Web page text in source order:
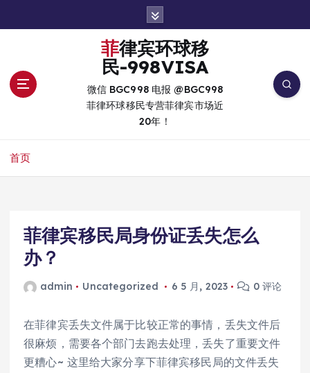
菲律宾环球移
民-998VISA
微信 BGC998 电报 @BGC998
菲律环球移民专营菲律宾市场近
20年！
首页
菲律宾移民局身份证丢失怎么
办？
admin Uncategorized 6 5 月, 2023 0 评论
在菲律宾丢失文件属于比较正常的事情，丢失文件后
很麻烦，需要各个部门去跑去处理，丢失了重要文件
更糟心~ 这里给大家分享下菲律宾移民局的文件丢失